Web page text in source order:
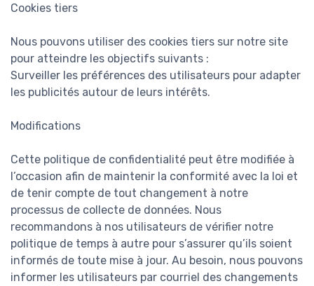
Cookies tiers
Nous pouvons utiliser des cookies tiers sur notre site
pour atteindre les objectifs suivants :
Surveiller les préférences des utilisateurs pour adapter
les publicités autour de leurs intérêts.
Modifications
Cette politique de confidentialité peut être modifiée à
l’occasion afin de maintenir la conformité avec la loi et
de tenir compte de tout changement à notre
processus de collecte de données. Nous
recommandons à nos utilisateurs de vérifier notre
politique de temps à autre pour s’assurer qu’ils soient
informés de toute mise à jour. Au besoin, nous pouvons
informer les utilisateurs par courriel des changements